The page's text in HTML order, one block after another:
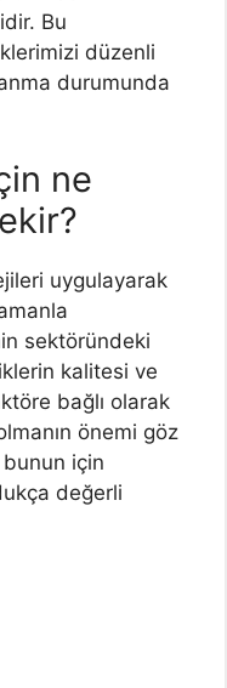
Bu
düzenli
durumunda
ne
uygulayarak
sektöründeki
kalitesi ve
bağlı olarak
önemi göz
için
değerli